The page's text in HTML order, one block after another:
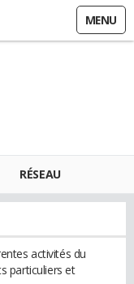
MENU
RÉSEAU
activités du
particuliers et